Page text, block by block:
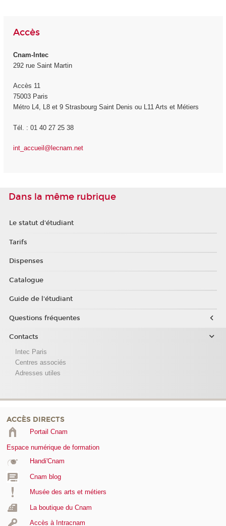
Accès
Cnam-Intec
292 rue Saint Martin
Accès 11
75003 Paris
Métro L4, L8 et 9 Strasbourg Saint Denis ou L11 Arts et Métiers
Tél. : 01 40 27 25 38
int_accueil@lecnam.net
Dans la même rubrique
Le statut d'étudiant
Tarifs
Dispenses
Catalogue
Guide de l'étudiant
Questions fréquentes
Contacts
Intec Paris
Centres associés
Adresses utiles
ACCÈS DIRECTS
Portail Cnam
Espace numérique de formation
Handi'Cnam
Cnam blog
Musée des arts et métiers
La boutique du Cnam
Accès à Intracnam